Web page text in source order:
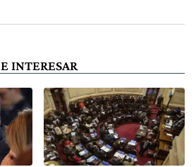
INTERESAR